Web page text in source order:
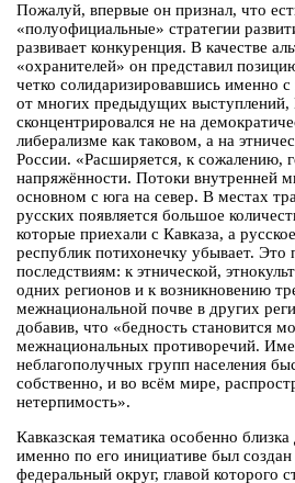
Пожалуй, впервые он признал, что
«полуофициальные» стратегии
развивает конкуренция. В качестве
«охранителей» он представил
четко солидаризировавшись именно
от многих предыдущих выступлений,
сконцентрировался не на
либерализме как таковом, а на
России. «Расширяется, к сожалению,
напряжённости. Потоки внутренней
основном с юга на север. В местах
русских появляется большое
которые приехали с Кавказа, а
республик потихонечку убывает. Это
последствиям: к этнической,
одних регионов и к возникновению
межнациональной почве в других
добавив, что «бедность становится
межнациональных противоречий.
неблагополучных групп населения
собственно, и во всём мире,
нетерпимость».
Кавказская тематика особенно
именно по его инициативе был создан
федеральный округ, главой которого